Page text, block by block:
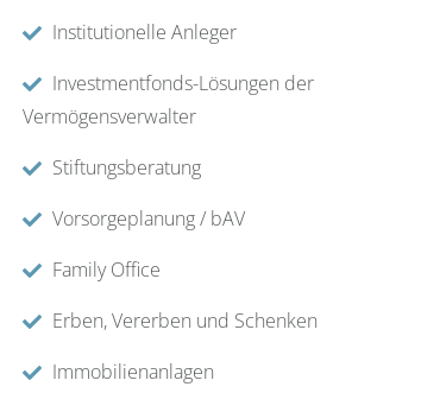
Institutionelle Anleger
Investmentfonds-Lösungen der
Vermögensverwalter
Stiftungsberatung
Vorsorgeplanung / bAV
Family Office
Erben, Vererben und Schenken
Immobilienanlagen